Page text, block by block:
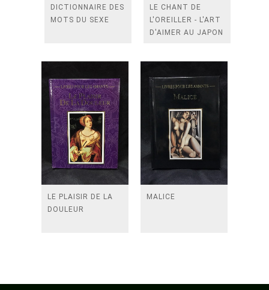
DICTIONNAIRE DES
MOTS DU SEXE
LE CHANT DE
L'OREILLER - L'ART
D'AIMER AU JAPON
LE PLAISIR DE LA
DOULEUR
MALICE